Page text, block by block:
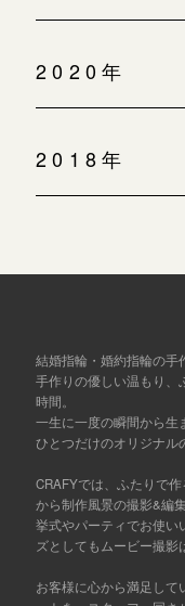
2020年
2018年
結婚指輪・婚約指輪の手
手作りの優しい温もり、
時間。
一生に一度の瞬間から生
ひとつだけのオリジナル
CRAFYでは、ふたりで
から制作風景の撮影&編
挙式やパーティでお使い
ズとしてもムービー撮影
お客様に心から満足して